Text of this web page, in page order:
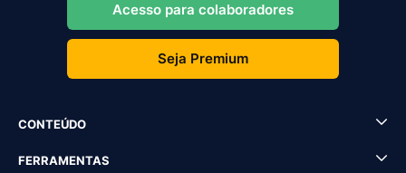
Acesso para colaboradores
Seja Premium
CONTEÚDO
FERRAMENTAS